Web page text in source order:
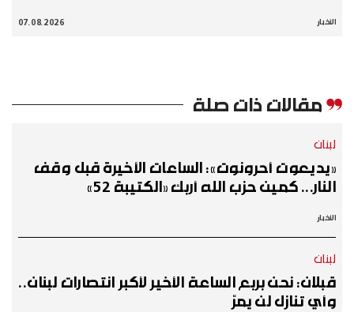
الأخبار 07.08.2026
مقالات ذات صلة
لبنان
«يديعوت أحرونوت»: الساعات الأخيرة قبل وقف
النار... كمين حزب الله أربك «الكتيبة 52»
الأخبار
لبنان
قبلان: نحن بربع الساعة الأخير لأكبر انتصارات لبنان..
وأي تنازل لن يمرّ